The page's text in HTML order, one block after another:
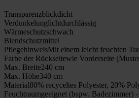
Transparenzblickdicht
Verdunkelunglichtdurchlässig
Wärmeschutzschwach
Blendschutzmittel
PflegehinweisMit einem leicht feuchten
Farbe der Rückseitewie Vorderseite
Max. Breite240 cm
Max. Höhe340 cm
Material80% recyceltes Polyester, 20%
Feuchtraumgeeignet (bspw. Badezimmer)